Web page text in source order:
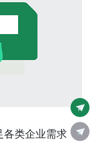
各类企业需求